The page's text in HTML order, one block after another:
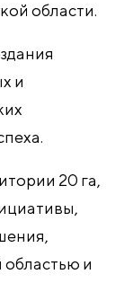
области.
и
20 га,
и